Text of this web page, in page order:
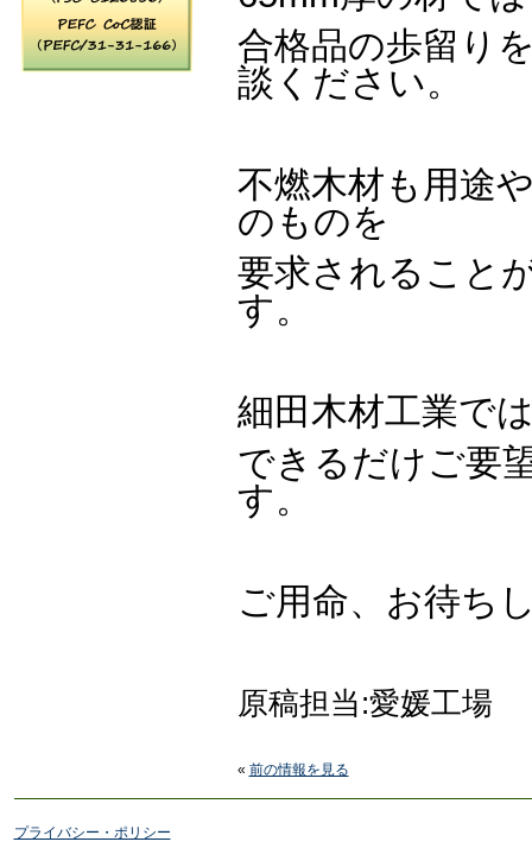
合格品の歩留り
談ください。
不燃木材も用途
のものを
要求されること
す。
細田木材工業で
できるだけご要
す。
ご用命、お待ち
原稿担当:愛媛工
« 前の情報を見る
プライバシー・ポリシー